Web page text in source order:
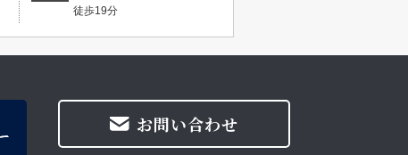
徒歩19分
お問い合わせ